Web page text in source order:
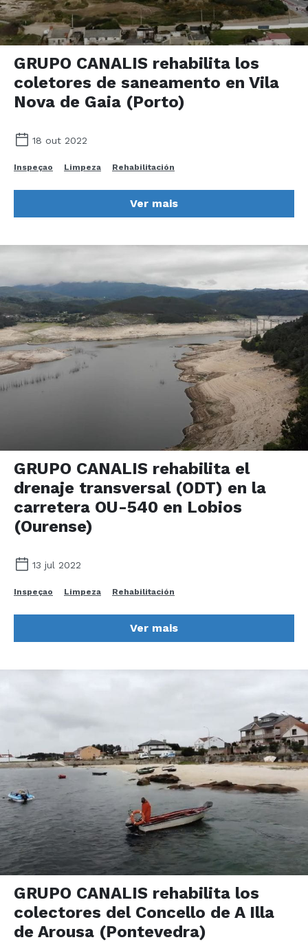
GRUPO CANALIS rehabilita los
coletores de saneamento en Vila
Nova de Gaia (Porto)
18 out 2022
Inspeçao Limpeza Rehabilitación
Ver mais
GRUPO CANALIS rehabilita el
drenaje transversal (ODT) en la
carretera OU-540 en Lobios
(Ourense)
13 jul 2022
Inspeçao Limpeza Rehabilitación
Ver mais
GRUPO CANALIS rehabilita los
colectores del Concello de A Illa
de Arousa (Pontevedra)